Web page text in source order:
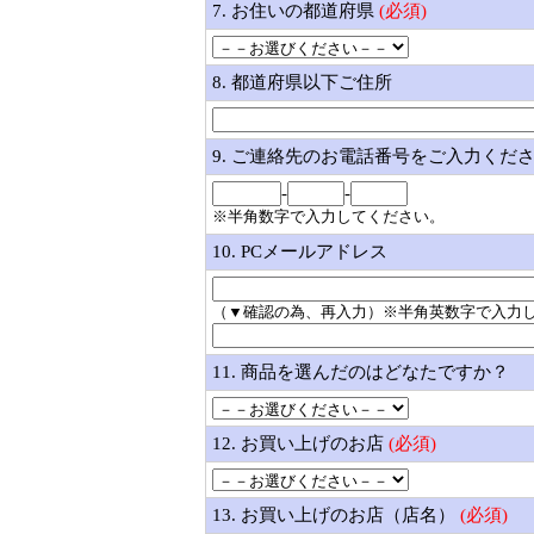
7. お住いの都道府県 (必須)
8. 都道府県以下ご住所
9. ご連絡先のお電話番号をご入力くださ
-
-
※半角数字で入力してください。
10. PCメールアドレス
（▼確認の為、再入力）※半角英数字で入力
11. 商品を選んだのはどなたですか？
12. お買い上げのお店 (必須)
13. お買い上げのお店（店名） (必須)